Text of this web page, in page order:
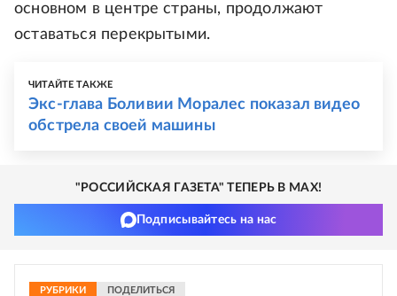
основном в центре страны, продолжают
оставаться перекрытыми.
ЧИТАЙТЕ ТАКЖЕ
Экс-глава Боливии Моралес показал видео
обстрела своей машины
"РОССИЙСКАЯ ГАЗЕТА" ТЕПЕРЬ В MAX!
Подписывайтесь на нас
РУБРИКИ ПОДЕЛИТЬСЯ